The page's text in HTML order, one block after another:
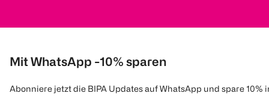
Mit WhatsApp -10% sparen
Abonniere jetzt die BIPA Updates auf WhatsApp und spare 10%